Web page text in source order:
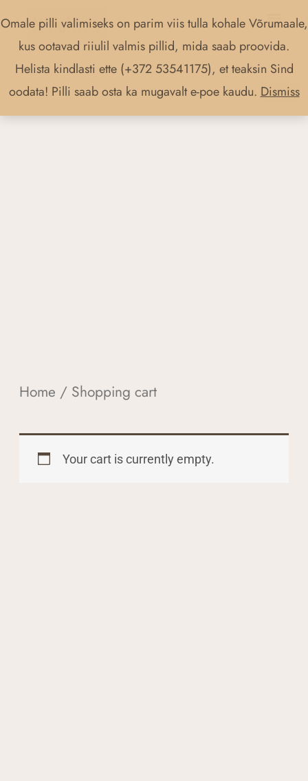
Omale pilli valimiseks on parim viis tulla kohale Võrumaale,
kus ootavad riiulil valmis pillid, mida saab proovida.
Helista kindlasti ette (+372 53541175), et teaksin Sind
oodata! Pilli saab osta ka mugavalt e-poe kaudu. Dismiss
to
content
Main
Menu
Home / Shopping cart
Your cart is currently empty.